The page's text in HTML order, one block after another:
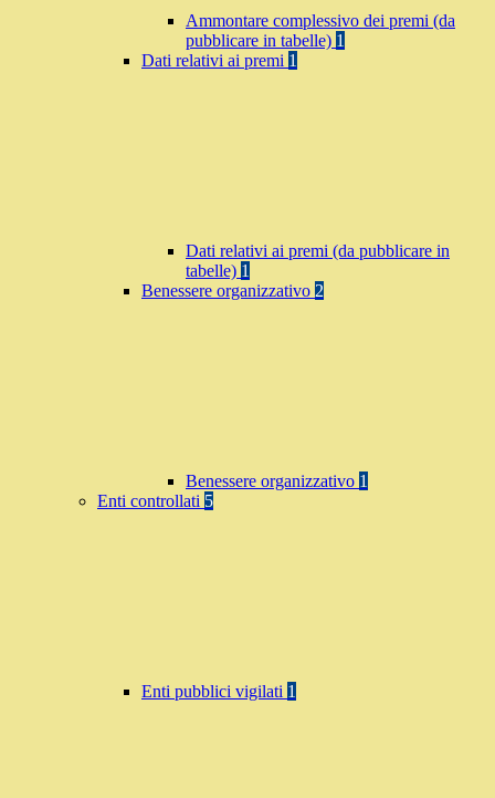
Ammontare complessivo dei premi (da
pubblicare in tabelle) 1
Dati relativi ai premi 1
Dati relativi ai premi (da pubblicare in
tabelle) 1
Benessere organizzativo 2
Benessere organizzativo 1
Enti controllati 5
Enti pubblici vigilati 1